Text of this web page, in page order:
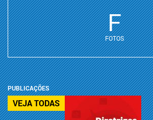
F
FOTOS
PUBLICAÇÕES
VEJA TODAS